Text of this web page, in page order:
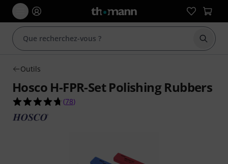
Outils
Hosco H-FPR-Set Polishing Rubbers
4.7 étoiles sur 5 d'après 78 évaluations clients
(78)